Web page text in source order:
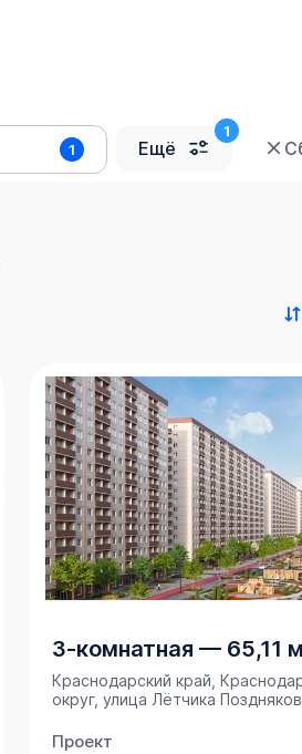
1 Ещё
3-комнатная — 65,11
Краснодарский край,
округ, улица Лётчика
Проект